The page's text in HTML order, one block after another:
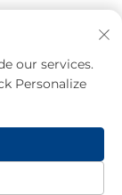
LTD.
our services.
Personalize